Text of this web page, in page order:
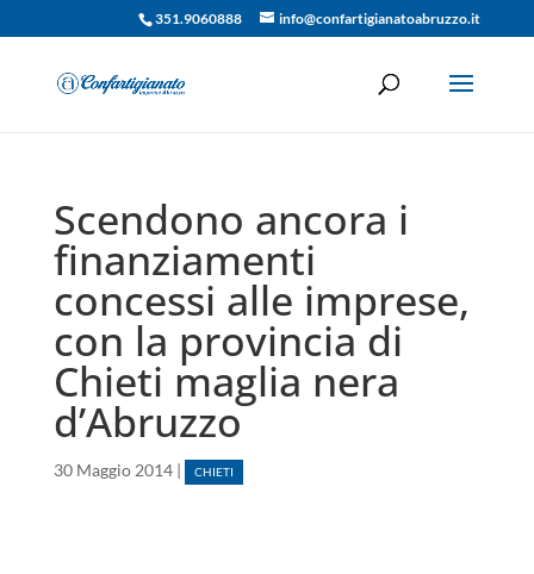
351.9060888 info@confartigianatoabruzzo.it
Scendono ancora i
finanziamenti
concessi alle imprese,
con la provincia di
Chieti maglia nera
d’Abruzzo
30 Maggio 2014| CHIETI